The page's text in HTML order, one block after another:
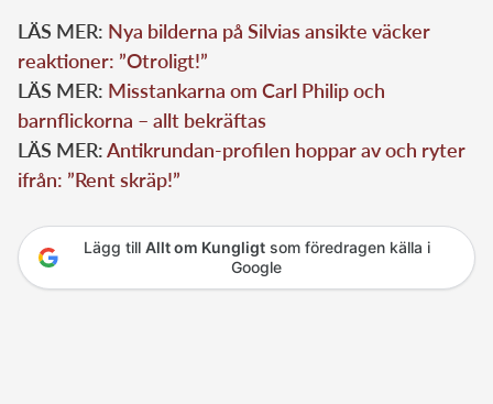
LÄS MER: Nya bilderna på Silvias ansikte väcker
reaktioner: ”Otroligt!”
LÄS MER: Misstankarna om Carl Philip och
barnflickorna – allt bekräftas
LÄS MER:Antikrundan-profilen hoppar av och ryter
ifrån: ”Rent skräp!”
Lägg till Allt om Kungligtsom föredragen källa i
Google